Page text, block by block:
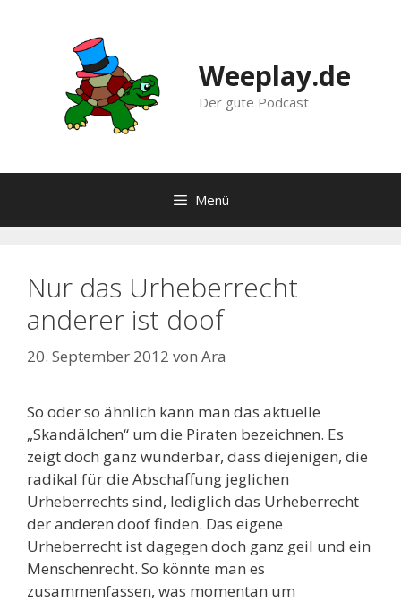
Weeplay.de
Der gute Podcast
Menü
Nur das Urheberrecht
anderer ist doof
20. September 2012 von Ara
So oder so ähnlich kann man das aktuelle
„Skandälchen“ um die Piraten bezeichnen. Es
zeigt doch ganz wunderbar, dass diejenigen, die
radikal für die Abschaffung jeglichen
Urheberrechts sind, lediglich das Urheberrecht
der anderen doof finden. Das eigene
Urheberrecht ist dagegen doch ganz geil und ein
Menschenrecht. So könnte man es
zusammenfassen, was momentan um